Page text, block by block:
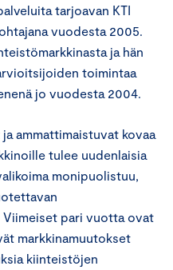
tarjoavan KTI
vuodesta 2005.
ja hän
toimintaa
jo vuodesta 2004.
ammattimaistuvat kovaa
tulee uudenlaisia
monipuolistuu,
pari vuotta ovat
markkinamuutokset
kiinteistöjen